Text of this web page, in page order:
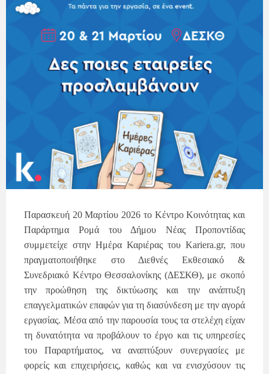
Παρασκευή 20Μαρτίου 2026 το Κέντρο Κοινότητας και
Παράρτημα Ρομά του Δήμου Νέας Προποντίδας
συμμετείχε στην Ημέρα Καριέρας του Kariera.gr, που
πραγματοποιήθηκε στο Διεθνές Εκθεσιακό &
Συνεδριακό Κέντρο Θεσσαλονίκης (ΔΕΣΚΘ), με σκοπό
την προώθηση της δικτύωσης και την ανάπτυξη
επαγγελματικών επαφών για τη διασύνδεση με την αγορά
εργασίας. Μέσα από την παρουσία τους τα στελέχη είχαν
τη δυνατότητα να προβάλουν το έργο και τις υπηρεσίες
του Παραρτήματος, να αναπτύξουν συνεργασίες με
φορείς και επιχειρήσεις, καθώς και να ενισχύσουν τις